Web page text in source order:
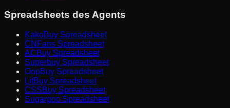
Spreadsheets des Agents
KakoBuy Spreadsheet
CNFans Spreadsheet
ACBuy Spreadsheet
Superbuy Spreadsheet
OopBuy Spreadsheet
LitBuy Spreadsheet
CSSBuy Spreadsheet
Sugargoo Spreadsheet